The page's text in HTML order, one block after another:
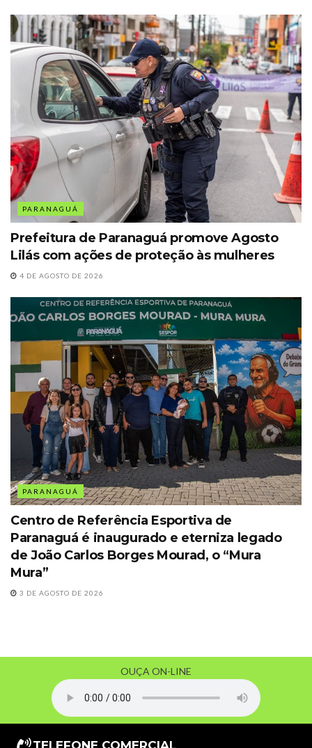
PARANAGUÁ
Prefeitura de Paranaguá promove Agosto
Lilás com ações de proteção às mulheres
4 DE AGOSTO DE 2026
PARANAGUÁ
Centro de Referência Esportiva de
Paranaguá é inaugurado e eterniza legado
de João Carlos Borges Mourad, o “Mura
Mura”
3 DE AGOSTO DE 2026
OUÇA ON-LINE
TELEFONE COMERCIAL